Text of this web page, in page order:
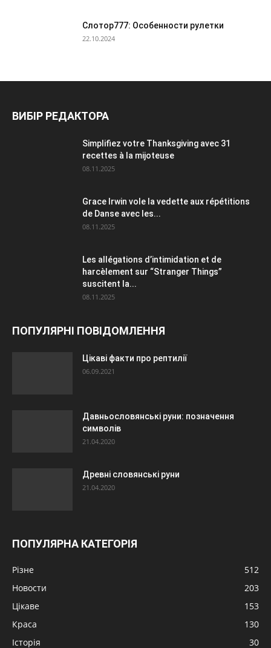
Слотор777: Особенности рулетки
22.10.2024
ВИБІР РЕДАКТОРА
Simplifiez votre Thanksgiving avec 31
recettes à la mijoteuse
08.11.2025
Grace Irwin vole la vedette aux répétitions
de Danse avec les...
08.11.2025
Les allégations d’intimidation et de
harcèlement sur “Stranger Things”
suscitent la...
08.11.2025
ПОПУЛЯРНІ ПОВІДОМЛЕННЯ
Цікаві факти про рептилії
06.09.2021
Давньословянські руни: позначення
символів
21.04.2020
Древні словянські руни
21.04.2020
ПОПУЛЯРНА КАТЕГОРІЯ
Різне
512
Новости
203
Цікаве
153
Краса
130
Історія
30